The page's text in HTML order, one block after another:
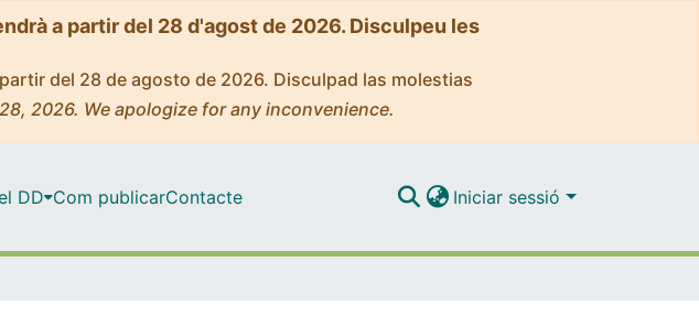
a partir del 28 d'agost de 2026. Disculpeu les
del 28 de agosto de 2026. Disculpad las molestias
2026. We apologize for any inconvenience.
DD Com publicarContacte Iniciar sessió